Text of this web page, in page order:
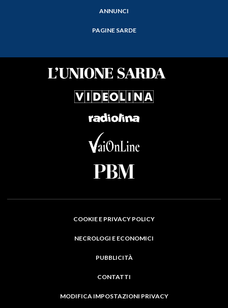
ANNUNCI
PAGINE SARDE
COOKIE E PRIVACY POLICY
NECROLOGI E ECONOMICI
PUBBLICITÀ
CONTATTI
MODIFICA IMPOSTAZIONI PRIVACY